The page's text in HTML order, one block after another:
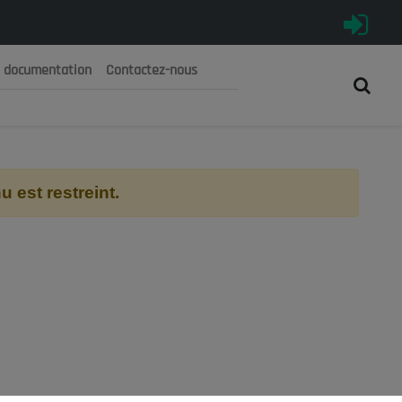
الجزائرية الديمقراطية الشعبية
documentation Contactez-nous
est restreint.